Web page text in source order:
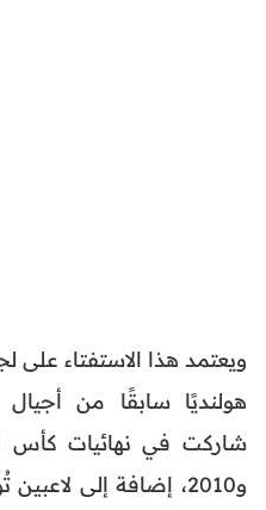
هولنديًا سابقًا من
و2010، إضافة إلى